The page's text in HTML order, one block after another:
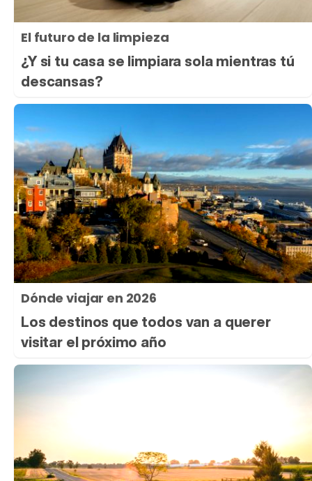
El futuro de la limpieza
¿Y si tu casa se limpiara sola mientras tú
descansas?
Dónde viajar en 2026
Los destinos que todos van a querer
visitar el próximo año